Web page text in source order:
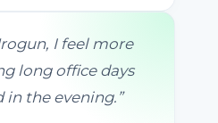
I feel more
long office days
in the evening. ”